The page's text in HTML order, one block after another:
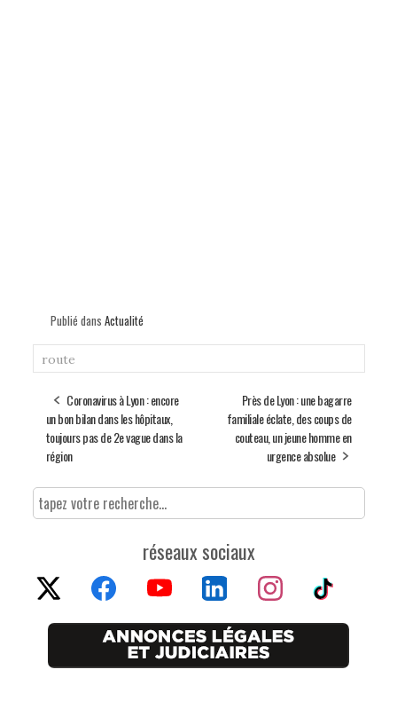
Publié dans Actualité
route
Coronavirus à Lyon : encore
un bon bilan dans les hôpitaux,
toujours pas de 2e vague dans la
région
Près de Lyon : une bagarre
familiale éclate, des coups de
couteau, un jeune homme en
urgence absolue
réseaux sociaux